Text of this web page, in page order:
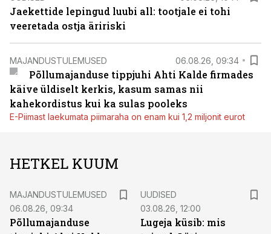
Jaekettide lepingud luubi all: tootjale ei tohi
veeretada ostja äririski
MAJANDUSTULEMUSED 06.08.26, 09:34
Põllumajanduse tippjuhi Ahti Kalde firmades
käive üldiselt kerkis, kasum samas nii
kahekordistus kui ka sulas pooleks
E-Piimast laekumata piimaraha on enam kui 1,2 miljonit eurot
HETKEL KUUM
MAJANDUSTULEMUSED
06.08.26, 09:34
Põllumajanduse
UUDISED
03.08.26, 12:00
Lugeja küsib: mis